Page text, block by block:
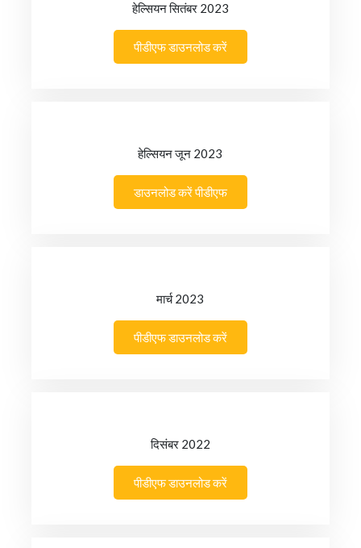
हेल्सियन सितंबर 2023
पीडीएफ डाउनलोड करें
हेल्सियन जून 2023
डाउनलोड करें पीडीएफ
मार्च 2023
पीडीएफ डाउनलोड करें
दिसंबर 2022
पीडीएफ डाउनलोड करें